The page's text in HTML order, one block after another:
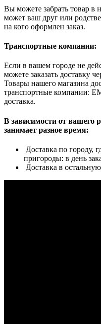
Вы можете забрать товар в
может ваш друг или
на кого оформлен заказ.
Транспортные компании:
Если в вашем городе не
можете заказать доставку
Товары нашего магазина
транспортные компании:
доставка.
В зависимости от вашего
занимает разное время:
Доставка по городу,
пригороды: в день
Доставка в